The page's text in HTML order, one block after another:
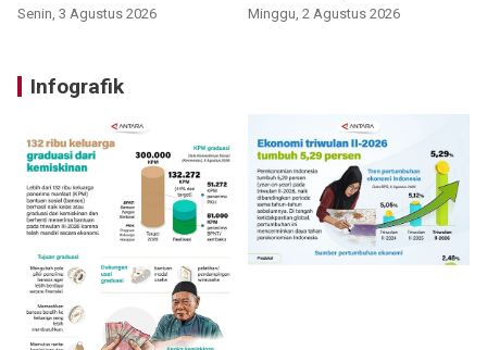
Senin, 3 Agustus 2026 Minggu, 2 Agustus 2026
Infografik